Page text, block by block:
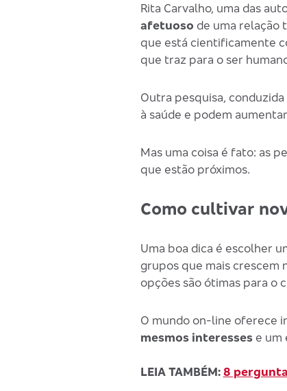
Rita Carvalho, uma das
afetuoso de uma relação
que está cientificamente
que traz para o ser
Outra pesquisa,
à saúde e podem
Mas uma coisa é fato: as
que estão próximos.
Como cultivar
Uma boa dica é escolher
grupos que mais crescem
opções são ótimas para o
O mundo on-line oferece
mesmos interessese um
LEIA TAMBÉM:8